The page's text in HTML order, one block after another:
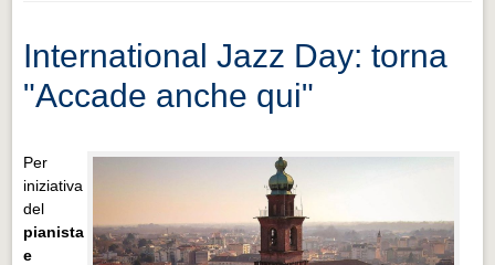
International Jazz Day: torna
"Accade anche qui"
Per
iniziativa
del
pianista
e